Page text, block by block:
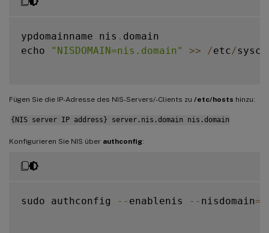
ypdomainname nis . domain
echo
"NISDOMAIN=nis.domain" >> /etc/
Fügen Sie die IP-Adresse des NIS-Servers/-Clients zu /etc/hosts hinzu:
{NIS server IP address} server.nis.domain nis.domain
Konfigurieren Sie NIS über authconfig:
sudo authconfig -- enablenis -- nisdomain=